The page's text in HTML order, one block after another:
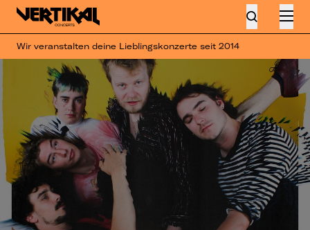
Wir veranstalten deine Lieblingskonzerte seit 2014